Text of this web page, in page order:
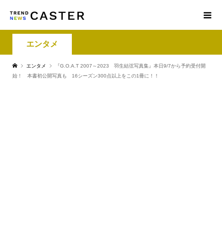
エンタメ
エンタメ
『G.O.A.T 2007～2023 羽生結弦写真集』本日9/7から予約受付開
始！ 本書初公開写真も 16シーズン300点以上をこの1冊に！！